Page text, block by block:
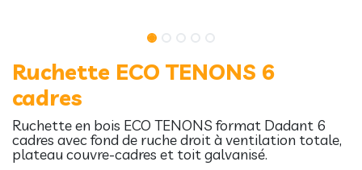
Ruchette ECO TENONS 6
cadres
Ruchette en bois ECO TENONS format Dadant 6
cadres avec fond de ruche droit à ventilation totale,
plateau couvre-cadres et toit galvanisé.